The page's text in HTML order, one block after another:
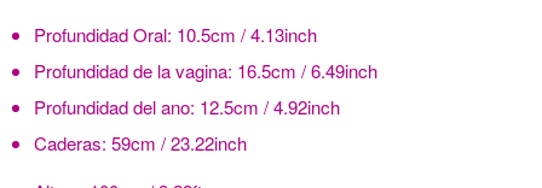
Profundidad Oral: 10.5cm / 4.13inch
Profundidad de la vagina: 16.5cm / 6.49inch
Profundidad del ano: 12.5cm / 4.92inch
Caderas: 59cm / 23.22inch